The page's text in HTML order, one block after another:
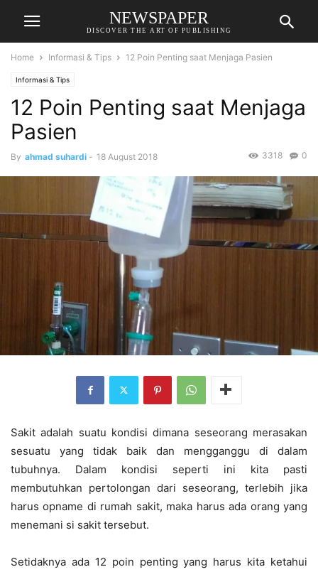
NEWSPAPER
DISCOVER THE ART OF PUBLISHING
Home Informasi & Tips 12 Poin Penting saat Menjaga Pasien
Informasi & Tips
12 Poin Penting saat Menjaga
Pasien
By ahmad suhardi - 18 August 2018 0
3318
Sakit adalah suatu kondisi dimana seseorang merasakan
sesuatu yang tidak baik dan mengganggu di dalam
tubuhnya. Dalam kondisi seperti ini kita pasti
membutuhkan pertolongan dari seseorang, terlebih jika
harus opname di rumah sakit, maka harus ada orang yang
menemani si sakit tersebut.
Setidaknya ada 12 poin penting yang harus kita ketahui